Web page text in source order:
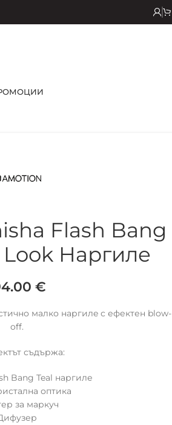
Flash Bang
Look Наргиле
€
малко наргилe с ефектен blow-
off.
съдържа:
Bang Teal наргиле
оптика
за маркуч